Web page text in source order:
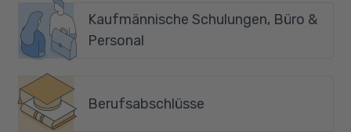
Kaufmännische Schulungen, Büro &
Personal
Berufsabschlüsse